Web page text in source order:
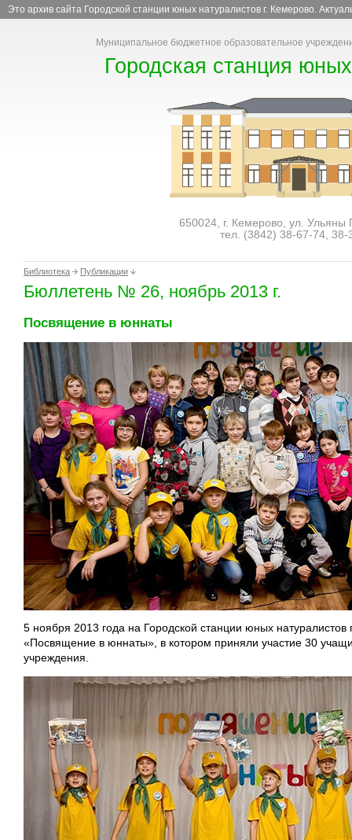
Это архив сайта Городской станции юных натуралистов г. Кемерово.
Муниципальное бюджетное образовательное
Городская станция
650024, г. Кемерово, ул. Ульяны
тел. (3842) 38-67-74, 38-
Библиотека Публикации
Бюллетень № 26, ноябрь 2013 г.
Посвящение в юннаты
5 ноября 2013 года на Городской станции юных
«Посвящение в юннаты», в котором приняли участие 30
учреждения.